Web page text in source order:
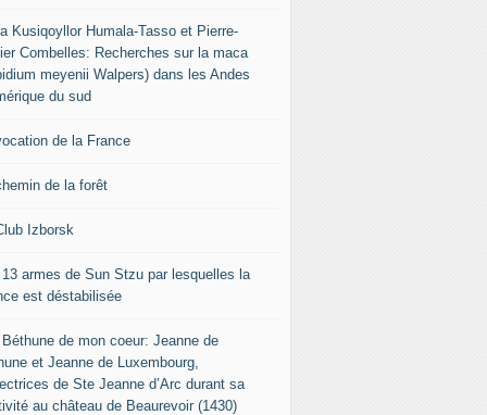
Kusiqoyllor Humala-Tasso et Pierre-
Combelles: Recherches sur la maca
meyenii Walpers) dans les Andes
du sud
de la France
de la forêt
Izborsk
13 armes de Sun Stzu par lesquelles la
est déstabilisée
de mon coeur: Jeanne de
et Jeanne de Luxembourg,
de Ste Jeanne d’Arc durant sa
au château de Beaurevoir (1430)